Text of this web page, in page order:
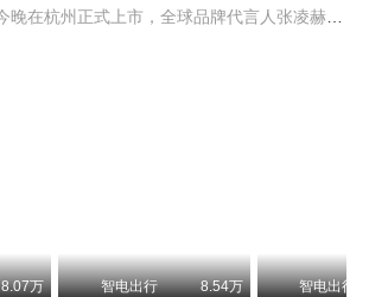
阿维塔07L今晚在杭州正式上市，全球品牌代言人张凌赫现场提车，成为这台车的第一位主人。三个版本：Elite纯电版22.99万，Max+后驱纯电版24.99万，Ultra三电机四驱版27.99万。
8.07万 智电出行 8.54万 智电出行